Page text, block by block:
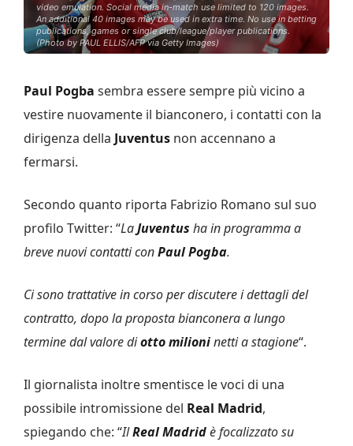
video emulation. Social media in-match use limited to 120 images.
An additional 40 images may be used in extra time. No use in betting
publications, games or single club/league/player publications.
(Photo by PAUL ELLIS/AFP via Getty Images)
Paul Pogba sembra essere sempre più vicino a
vestire nuovamente il bianconero, i contatti con la
dirigenza della Juventus non accennano a
fermarsi.
Secondo quanto riporta Fabrizio Romano sul suo
profilo Twitter: “LaJuventus ha in programma a
breve nuovi contatti conPaul Pogba.
Ci sono trattative in corso per discutere i dettagli del
contratto, dopo la proposta bianconera a lungo
termine dal valore diotto milioninetti a stagione“.
Il giornalista inoltre smentisce le voci di una
possibile intromissione del Real Madrid,
spiegando che: “IlReal Madridè focalizzato su